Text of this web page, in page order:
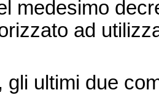
medesimo
ad
ultimi due